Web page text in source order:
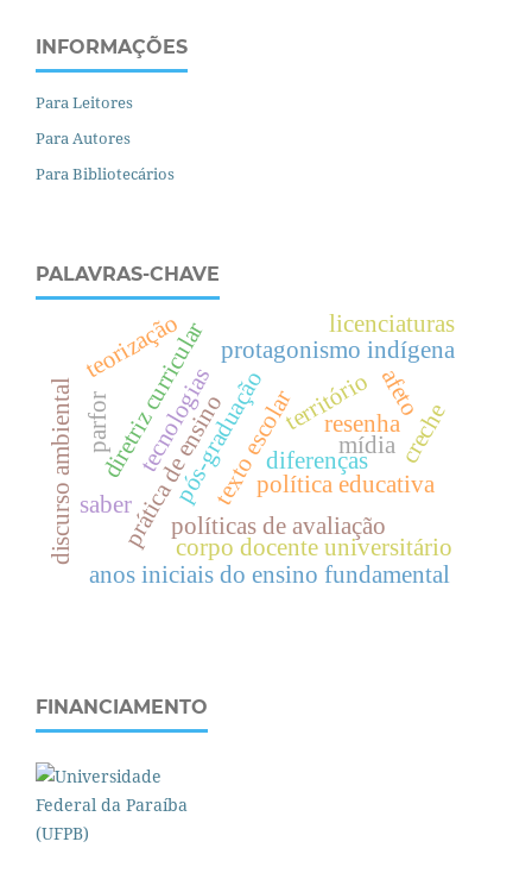
INFORMAÇÕES
Para Leitores
Para Autores
Para Bibliotecários
PALAVRAS-CHAVE
resenha
território
diretriz curricular
prática de ensinotexto escolar
políticas de avaliação
pós-graduação
protagonismo indígena
saber
anos iniciais do ensino fundamental
corpo docente universitário
política educativa
discurso ambiental mídia
licenciaturas
parfor creche
tecnologias
teorização
diferenças
afeto
FINANCIAMENTO